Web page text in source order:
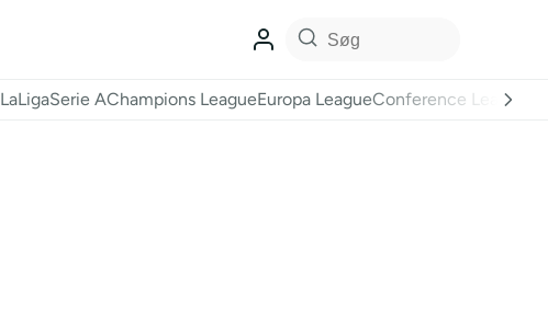
LaLigaSerie AChampions LeagueEuropa LeagueConference League